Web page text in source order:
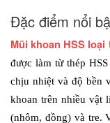
Đặc điểm nổi
Mũi khoan HSS loại
được làm từ thép
chịu nhiệt và độ bền
khoan trên nhiều vật
(nhôm, đồng) và tre.